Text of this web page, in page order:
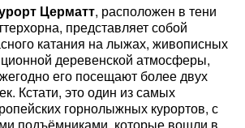
Церматт, расположен в тени
представляет собой
катания на лыжах, живописных
деревенской атмосферы,
его посещают более двух
Кстати, это один из самых
горнолыжных курортов, с
подъёмниками, которые вошли в